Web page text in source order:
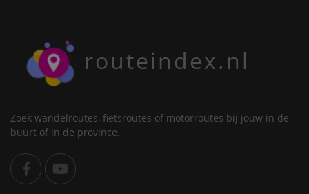
routeindex.nl
Zoek wandelroutes, fietsroutes of motorroutes bij jouw in de
buurt of in de province.